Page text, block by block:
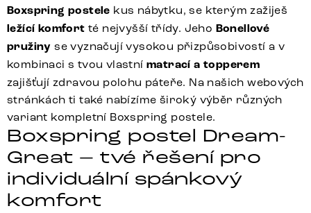
Boxspring postele kus nábytku, se kterým zažiješ
ležící komfort té nejvyšší třídy. Jeho Bonellové
pružiny se vyznačují vysokou přizpůsobivostí a v
kombinaci s tvou vlastní matrací a topperem
zajišťují zdravou polohu páteře. Na našich webových
stránkách ti také nabízíme široký výběr různých
variant kompletní Boxspring postele.
Boxspring postel Dream-
Great – tvé řešení pro
individuální spánkový
komfort